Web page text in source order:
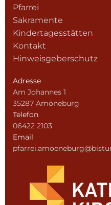
Pfarrei
Sakramente
Kindertagesstätten
Kontakt
Hinweisgeberschutz
Adresse
Am Johannes 1
35287 Amöneburg
Telefon
06422 2103
Email